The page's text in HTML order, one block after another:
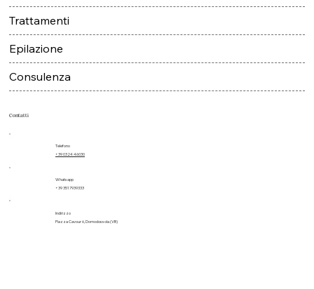
Contatti
Telefono
+39 0324 46030
Whatsapp
+39 3517939333
Indirizzo
Piazza Cavour 6, Domodossola (VB)
Trattamenti
Epilazione
Consulenza